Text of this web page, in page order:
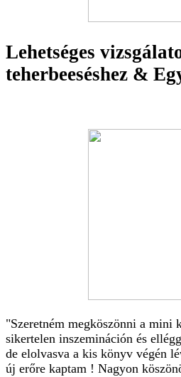
Lehetséges
teherbeeséshez &
"Szeretném megköszönni a
sikertelen inszemináción és
de elolvasva a kis könyv végén
új erőre kaptam ! Nagyon